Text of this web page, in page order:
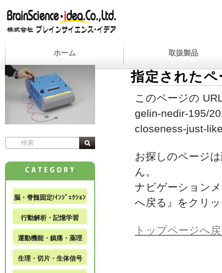
ホーム 取扱製品
指定された
このページの
gelin-nedir-195/
closeness-just-
お探しのページ
ん。
ナビゲーション
へ戻る』をクリ
トップページへ
脳・脊髄固定/ｲﾝｼﾞｪｸｼｮﾝ
行動解析・記憶学習
運動機能・鎮痛・薬理
生理・切片・生体信号